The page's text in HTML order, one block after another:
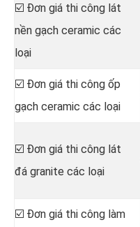
☑️ Đơn giá thi công lát
nền gạch ceramic các
loại
☑️ Đơn giá thi công ốp
gạch ceramic các loại
☑️ Đơn giá thi công lát
đá granite các loại
☑️ Đơn giá thi công làm